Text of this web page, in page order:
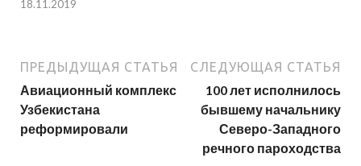
18.11.2019
ПРЕДЫДУЩАЯ СТАТЬЯ
Авиационный комплекс
Узбекистана
реформировали
СЛЕДУЮЩАЯ СТАТЬЯ
100 лет исполнилось
бывшему начальнику
Северо-Западного
речного пароходства